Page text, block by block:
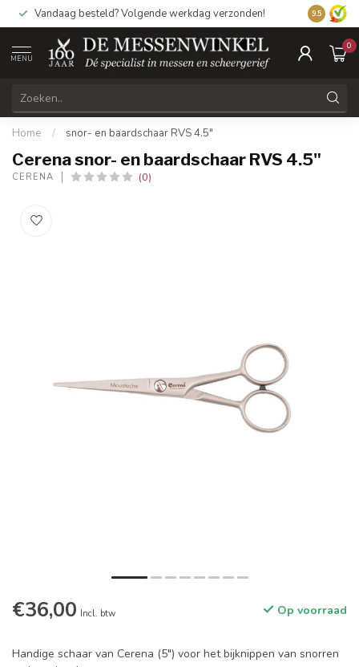
Vandaag besteld? Volgende werkdag verzonden! 9.5
MENU
0
Home / snor- en baardschaar RVS 4.5"
Cerena snor- en baardschaar RVS 4.5"
CERENA (0)
€36,00 Incl. btw Op voorraad
Handige schaar van Cerena (5") voor het bijknippen van snorren